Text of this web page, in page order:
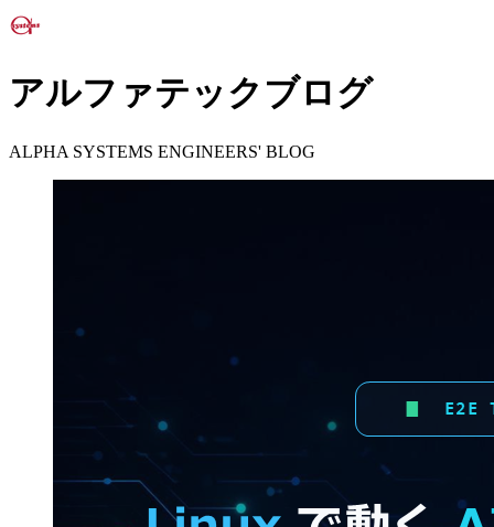
アルファテックブログ
ALPHA SYSTEMS ENGINEERS' BLOG